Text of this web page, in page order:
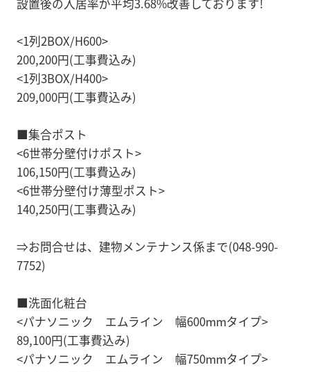
設置後の入居率が平均3.68%改善しております!
<1列2BOX/H600>
200,200円(工事費込み)
<1列3BOX/H400>
209,000円(工事費込み)
■集合ポスト
<6世帯分壁付けポスト>
106,150円(工事費込み)
<6世帯分壁付け薄型ポスト>
140,250円(工事費込み)
⇒お問合せは、建物メンテナンス係まで(048-990-
7752)
■洗面化粧台
<パナソニック エムライン 幅600mmタイプ>
89,100円(工事費込み)
<パナソニック エムライン 幅750mmタイプ>